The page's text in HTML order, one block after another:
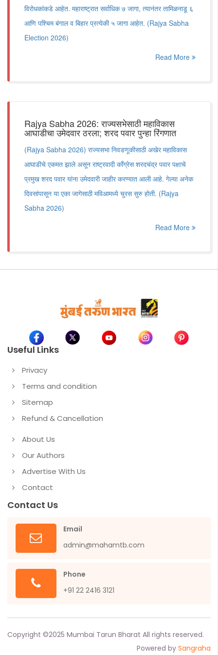
विरोधकांकडे आहेत. महाराष्ट्रात सर्वाधिक ७ जागा, त्यानंतर तामिळनाडू ६
आणि पश्चिम बंगाल व बिहार प्रत्येकी ५ जागा आहेत. (Rajya Sabha
Election 2026)
Read More
Rajya Sabha 2026: राज्यसभेसाठी महाविकास
आघाडीचा उमेदवार ठरला; शरद पवार पुन्हा रिंगणात
(Rajya Sabha 2026) राज्यसभा निवडणूकीसाठी अखेर महाविकास
आघाडीचे एकमत झाले असून राष्ट्रवादी काँग्रेस शरदचंद्र पवार पक्षाचे
प्रमुख शरद पवार यांना उमेदवारी जाहीर करण्यात आली आहे. गेल्या अनेक
दिवसांपासून या एका जागेसाठी मविआमध्ये चुरस सुरु होती. (Rajya
Sabha 2026)
Read More
Useful Links
Privacy
Terms and condition
Sitemap
Refund & Cancellation
About Us
Our Authors
Advertise With Us
Contact
Contact Us
Email
admin@mahamtb.com
Phone
+91 22 2416 3121
Copyright ©2025 Mumbai Tarun Bharat All rights reserved.
Powered by Sangraha